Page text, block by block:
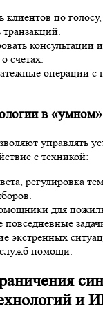
клиентов по
транзакций.
консультации
счетах.
операции
в
управлять
с техникой:
регулировка
для
экстренных
помощи.
и